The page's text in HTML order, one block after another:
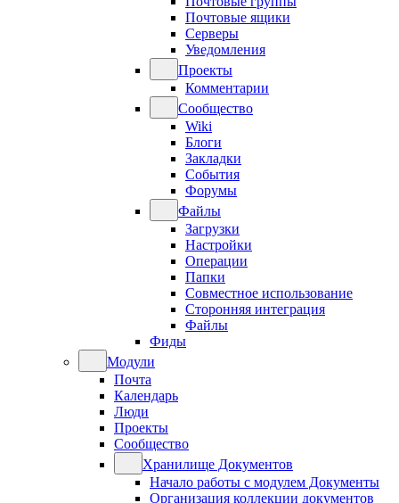
Почтовые ящики
Серверы
Уведомления
Проекты
Комментарии
Сообщество
Wiki
Блоги
Закладки
События
Форумы
Файлы
Загрузки
Настройки
Операции
Папки
Совместное использование
Сторонняя интеграция
Файлы
Фиды
Модули
Почта
Календарь
Люди
Проекты
Сообщество
Хранилище Документов
Начало работы с модулем Документы
Организация коллекции документов